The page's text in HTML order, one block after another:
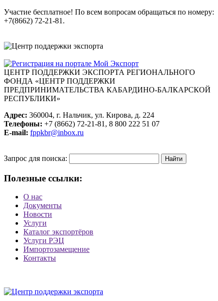
Участие бесплатное! По всем вопросам обращаться по номеру:
+7(8662) 72-21-81.
ЦЕНТР ПОДДЕРЖКИ ЭКСПОРТА РЕГИОНАЛЬНОГО
ФОНДА «ЦЕНТР ПОДДЕРЖКИ
ПРЕДПРИНИМАТЕЛЬСТВА КАБАРДИНО-БАЛКАРСКОЙ
РЕСПУБЛИКИ»
Адрес: 360004, г. Нальчик, ул. Кирова, д. 224
Телефоны: +7 (8662) 72-21-81, 8 800 222 51 07
E-mail: fppkbr@inbox.ru
Запрос для поиска:
Полезные ссылки:
О нас
Документы
Новости
Услуги
Каталог экспортёров
Услуги РЭЦ
Импортозамещение
Контакты